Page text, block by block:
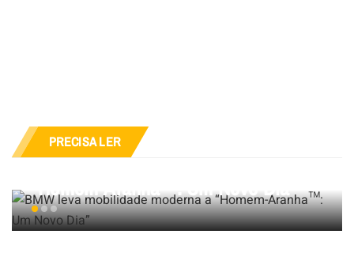
PRECISA LER
BMW
BMW leva mobilidade moderna a
“Homem-Aranha™: Um Novo Dia”